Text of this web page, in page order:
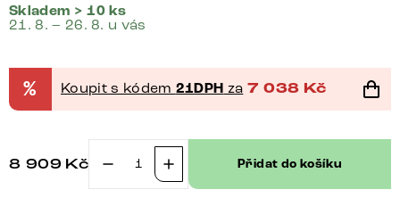
Skladem > 10 ks
21. 8. – 26. 8. u vás
% Koupit s kódem 21DPH za 7 038 Kč
8 909 Kč Přidat do košíku